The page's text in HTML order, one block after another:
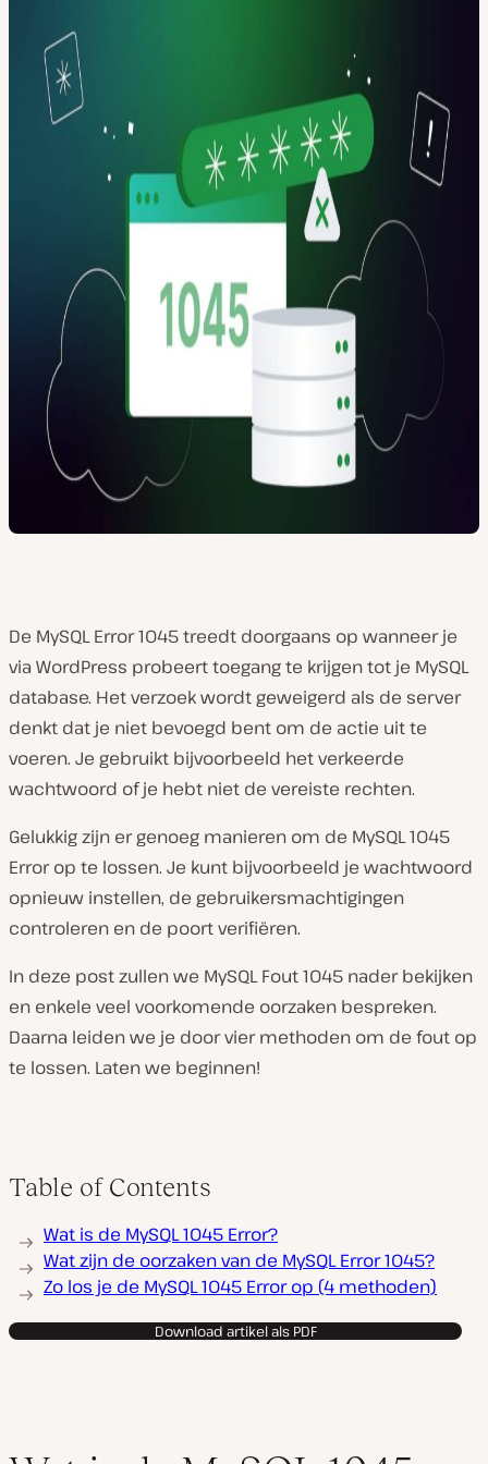
De MySQL Error 1045 treedt doorgaans op wanneer je
via WordPress probeert toegang te krijgen tot je MySQL
database. Het verzoek wordt geweigerd als de server
denkt dat je niet bevoegd bent om de actie uit te
voeren. Je gebruikt bijvoorbeeld het verkeerde
wachtwoord of je hebt niet de vereiste rechten.
Gelukkig zijn er genoeg manieren om de MySQL 1045
Error op te lossen. Je kunt bijvoorbeeld je wachtwoord
opnieuw instellen, de gebruikersmachtigingen
controleren en de poort verifiëren.
In deze post zullen we MySQL Fout 1045 nader bekijken
en enkele veel voorkomende oorzaken bespreken.
Daarna leiden we je door vier methoden om de fout op
te lossen. Laten we beginnen!
Table of Contents
Wat is de MySQL 1045 Error?
Wat zijn de oorzaken van de MySQL Error 1045?
Zo los je de MySQL 1045 Error op (4 methoden)
Download artikel als PDF